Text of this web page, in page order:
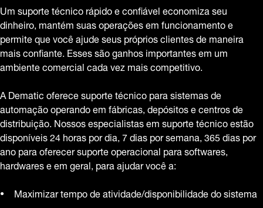
Um suporte técnico rápido e confiável economiza seu
dinheiro, mantém suas operações em funcionamento e
permite que você ajude seus próprios clientes de maneira
mais confiante. Esses são ganhos importantes em um
ambiente comercial cada vez mais competitivo.
A Dematic oferece suporte técnico para sistemas de
automação operando em fábricas, depósitos e centros de
distribuição. Nossos especialistas em suporte técnico estão
disponíveis 24 horas por dia, 7 dias por semana, 365 dias por
ano para oferecer suporte operacional para softwares,
hardwares e em geral, para ajudar você a:
Maximizar tempo de atividade/disponibilidade do sistema